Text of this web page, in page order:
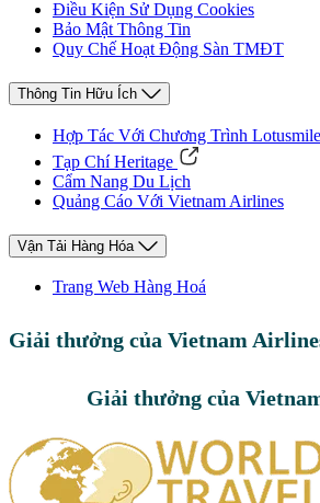
Điều Kiện Sử Dụng Cookies
Bảo Mật Thông Tin
Quy Chế Hoạt Động Sàn TMĐT
Thông Tin Hữu Ích
Hợp Tác Với Chương Trình
Tạp Chí Heritage
Cẩm Nang Du Lịch
Quảng Cáo Với Vietnam Airlines
Vận Tải Hàng Hóa
Trang Web Hàng Hoá
Giải thưởng của Vietnam
Giải thưởng của